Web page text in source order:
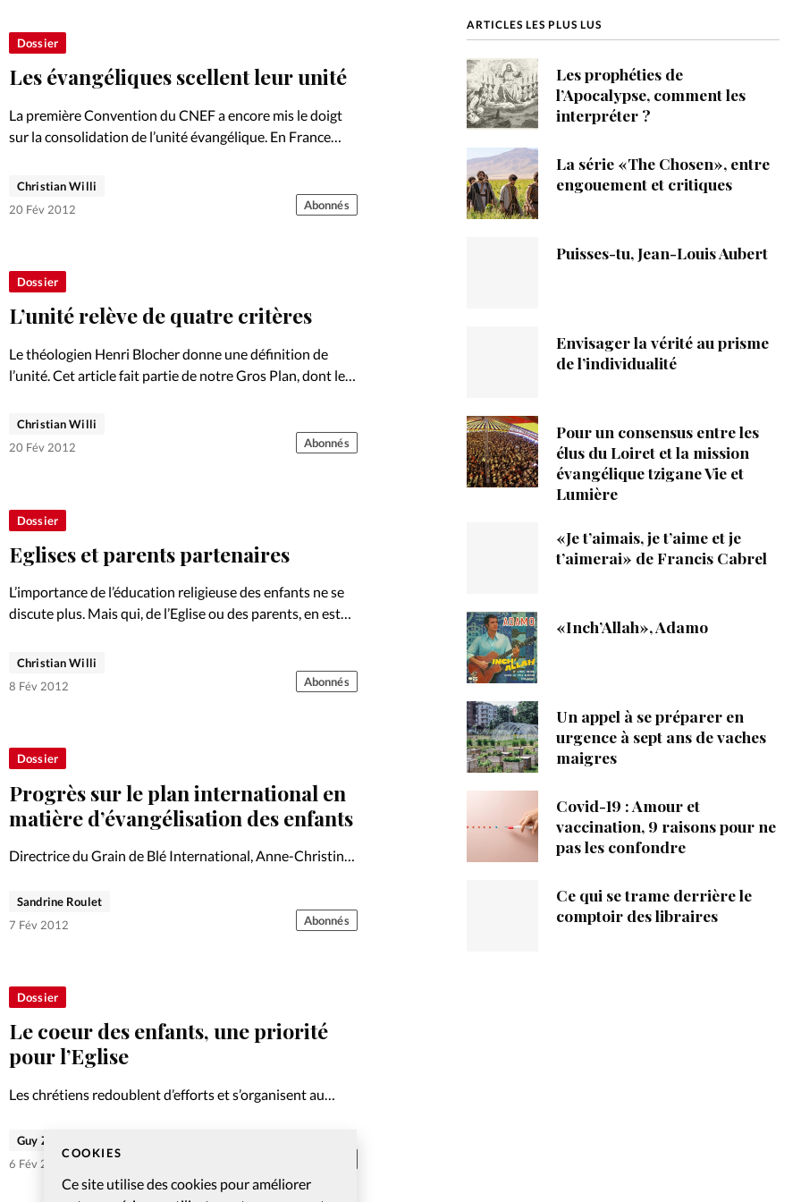
COOKIES
Ce site utilise des cookies pour améliorer
Opinions
Mon compte
Changemement d'adresse
Dossier
Les évangéliques scellent leur unité
La première Convention du CNEF a encore mis le doigt
sur la consolidation de l’unité évangélique. En France
fédérations se disent toujours plus que l’union fait…
Christian Willi
20 Fév 2012
Abonnés
Dossier
L’unité relève de quatre critères
Le théologien Henri Blocher donne une définition de
l’unité. Cet article fait partie de notre Gros Plan, dont les
Christian Willi
20 Fév 2012
Abonnés
Dossier
Eglises et parents partenaires
L’importance de l’éducation religieuse des enfants ne se
discute plus. Mais qui, de l’Eglise ou des parents, en est
article fait partie de notre Gros Plan sur la…
Christian Willi
8 Fév 2012
Abonnés
Dossier
Progrès sur le plan international en
matière d’évangélisation des enfants
Directrice du Grain de Blé International, Anne-Christine
au sein du Comité de Lausanne. Entretien. Cet article fait
partie de notre Gros Plan sur la transmission de la foi,…
Sandrine Roulet
7 Fév 2012
Abonnés
Dossier
Le coeur des enfants, une priorité
pour l’Eglise
Les chrétiens redoublent d’efforts et s’organisent au
monde entier. Dernier exemple en date, la «Fenêtre
4/14», dont l'objectif est de toucher les enfants de 4 à 14
Guy Zeller
6 Fév 2012
ARTICLES LES PLUS LUS
Les prophéties de
l’Apocalypse, comment les
interpréter ?
La série «The Chosen», entre
engouement et critiques
Puisses-tu, Jean-Louis Aubert
Envisager la vérité au prisme
de l’individualité
Pour un consensus entre les
élus du Loiret et la mission
évangélique tzigane Vie et
Lumière
«Je t’aimais, je t’aime et je
t’aimerai» de Francis Cabrel
«Inch’Allah», Adamo
Un appel à se préparer en
urgence à sept ans de vaches
maigres
Covid-19 : Amour et
vaccination, 9 raisons pour ne
pas les confondre
Ce qui se trame derrière le
comptoir des libraires